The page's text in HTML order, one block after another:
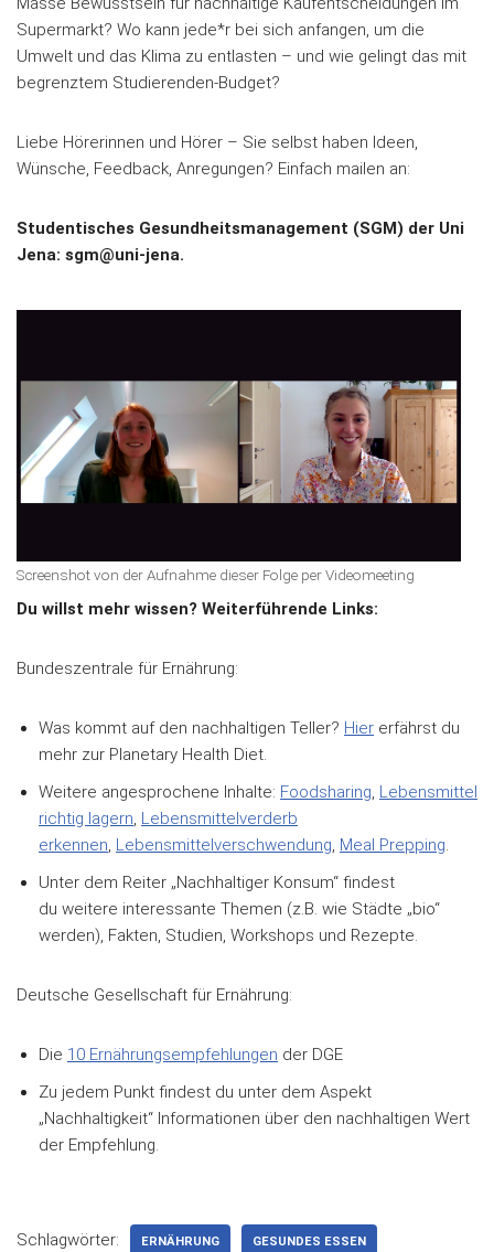
Supermarkt? Wo kann jede*r bei sich anfangen, um die
Umwelt und das Klima zu entlasten – und wie gelingt das mit
begrenztem Studierenden-Budget?
Liebe Hörerinnen und Hörer – Sie selbst haben Ideen,
Wünsche, Feedback, Anregungen? Einfach mailen an:
Studentisches Gesundheitsmanagement (SGM) der Uni
Jena: sgm@uni-jena.
Screenshot von der Aufnahme dieser Folge per Videomeeting
Du willst mehr wissen? Weiterführende Links:
Bundeszentrale für Ernährung:
Was kommt auf den nachhaltigen Teller? Hier erfährst du
mehr zur Planetary Health Diet.
Weitere angesprochene Inhalte: Foodsharing, Lebensmittel
richtig lagern, Lebensmittelverderb
erkennen, Lebensmittelverschwendung, Meal Prepping.
Unter dem Reiter „Nachhaltiger Konsum“ findest
du weitere interessante Themen (z.B. wie Städte „bio“
werden), Fakten, Studien, Workshops und Rezepte.
Deutsche Gesellschaft für Ernährung:
Die 10 Ernährungsempfehlungen der DGE
Zu jedem Punkt findest du unter dem Aspekt
„Nachhaltigkeit“ Informationen über den nachhaltigen Wert
der Empfehlung.
Schlagwörter: ERNÄHRUNG GESUNDES ESSEN